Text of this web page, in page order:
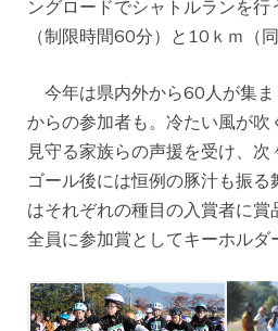
ングロードでシャトルランを行
（制限時間60分）と10ｋｍ（
今年は県内外から60人が集
からの参加者も。冷たい風が吹
見守る家族らの声援を受け、次
ゴール後には恒例の豚汁も振
はそれぞれの種目の入賞者に賞
全員に参加賞としてキーホルダ